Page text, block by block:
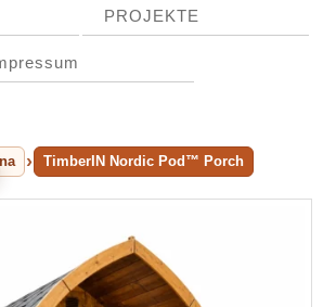
PROJEKTE
TimberIN Nordic Pod™ Porch